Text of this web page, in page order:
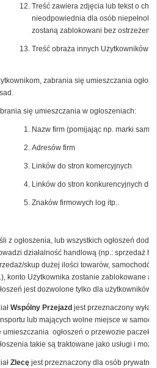
Treść zawiera zdjęcia lub tekst o
nieodpowiednia dla osób
zostaną zablokowani bez
Treść obraża innych Użytkowników
zabrania się umieszczania
się umieszczania w ogłoszeniach:
Nazw firm (pomijając np. marki
Adresów firm
Linków do stron komercyjnych
Linków do stron konkurencyjnych dla
Znaków firmowych log itp..
z ogłoszenia, lub wszystkich ogłoszeń
działalność handlową (np.: sprzedaż
skup dużej ilości towarów,
konto Użytkownika zostanie zablokowane a
jest dozwolone tylko dla użytkowników
Wspólny Przejazd jest przeznaczony
lub mających wolne miejsce w
umieszczania ogłoszeń o przewozie paczek
takie są traktowane jako usługi i
Zlecęjest przeznaczony dla osób